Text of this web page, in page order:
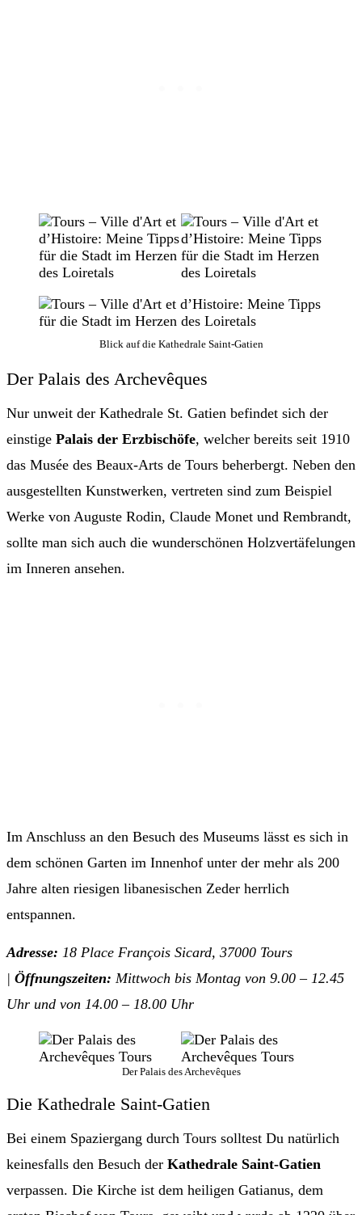
Blick auf die Kathedrale Saint-Gatien
Der Palais des Archevêques
Nur unweit der Kathedrale St. Gatien befindet sich der
einstige Palais der Erzbischöfe, welcher bereits seit 1910
das Musée des Beaux-Arts de Tours beherbergt. Neben den
ausgestellten Kunstwerken, vertreten sind zum Beispiel
Werke von Auguste Rodin, Claude Monet und Rembrandt,
sollte man sich auch die wunderschönen Holzvertäfelungen
im Inneren ansehen.
Im Anschluss an den Besuch des Museums lässt es sich in
dem schönen Garten im Innenhof unter der mehr als 200
Jahre alten riesigen libanesischen Zeder herrlich
entspannen.
Adresse: 18 Place François Sicard, 37000 Tours
| Öffnungszeiten: Mittwoch bis Montag von 9.00 – 12.45
Uhr und von 14.00 – 18.00 Uhr
Der Palais des Archevêques
Die Kathedrale Saint-Gatien
Bei einem Spaziergang durch Tours solltest Du natürlich
keinesfalls den Besuch der Kathedrale Saint-Gatien
verpassen. Die Kirche ist dem heiligen Gatianus, dem